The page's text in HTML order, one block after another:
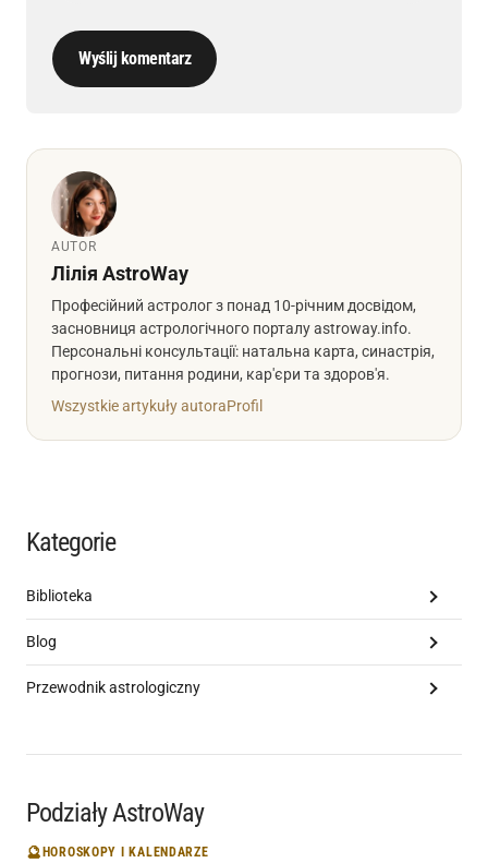
Wyślij komentarz
AUTOR
Лілія AstroWay
Професійний астролог з понад 10-річним досвідом,
засновниця астрологічного порталу astroway.info.
Персональні консультації: натальна карта, синастрія,
прогнози, питання родини, кар'єри та здоров'я.
Wszystkie artykuły autoraProfil
Kategorie
Biblioteka
Blog
Przewodnik astrologiczny
Podziały AstroWay
🔮HOROSKOPY I KALENDARZE